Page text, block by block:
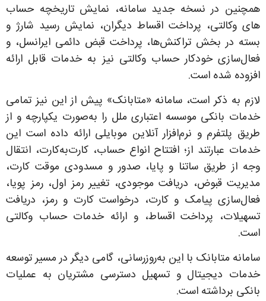
همچنین در نسخه جدید سامانه، نمایش تاریخچه حساب
های وکالتی، پرداخت اقساط دیگران، نمایش رسید شارژ و
بسته در بخش تراکنش‌ها، پرداخت قبض دائمی ایرانسل، و
فعال‌سازی خودکار حساب وکالتی نیز به خدمات قابل ارائه
افزوده شده است.
لازم به ذکر است، سامانه «متابانک» پیش از این نیز تمامی
خدمات بانکی موسسه اعتباری ملل را به‌صورت یکپارچه و از
طریق پلتفرم و نرم‌افزار آنلاین موبایلی ارائه داده است این
خدمات عبارتند از؛ افتتاح انواع حساب، کارت‌به‌کارت، انتقال
وجه از طریق ساتنا و پایا، صدور و مسدودی موقت کارت،
مدیریت قبوض، دریافت موجودی، تغییر رمز اول، رمز پویا،
فعال‌سازی پیامک و کارت، درخواست کارت و رمز، دریافت
تسهیلات، پرداخت اقساط، و ارائه خدمات حساب وکالتی
است.
سامانه متابانک با این به‌روزرسانی، گامی دیگر در مسیر توسعه
خدمات دیجیتال و تسهیل دسترسی مشتریان به عملیات
بانکی برداشته است.